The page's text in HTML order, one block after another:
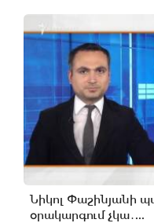
Նիկոլ Փաշինյանի
օրակարգում չկա․...